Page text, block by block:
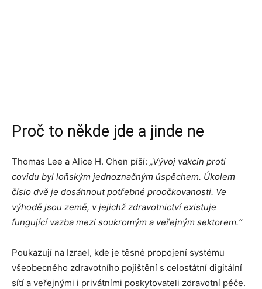
Proč to někde jde a jinde ne
Thomas Lee a Alice H. Chen píší: „Vývoj vakcín proti
covidu byl loňským jednoznačným úspěchem. Úkolem
číslo dvě je dosáhnout potřebné proočkovanosti. Ve
výhodě jsou země, v jejichž zdravotnictví existuje
fungující vazba mezi soukromým a veřejným sektorem.“
Poukazují na Izrael, kde je těsné propojení systému
všeobecného zdravotního pojištění s celostátní digitální
sítí a veřejnými i privátními poskytovateli zdravotní péče.